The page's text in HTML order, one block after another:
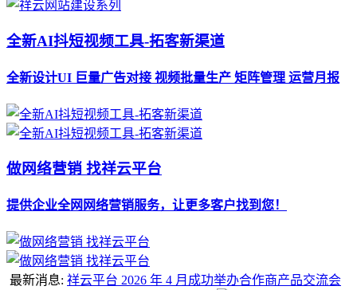
全新AI抖短视频工具-拓客新渠道
全新设计UI 巨量广告对接 视频批量生产 矩阵管理 运营月报
做网络营销 找祥云平台
提供企业全网网络营销服务，让更多客户找到您！
最新消息: 祥云平台 2026 年 4 月成功举办合作商产品交流会